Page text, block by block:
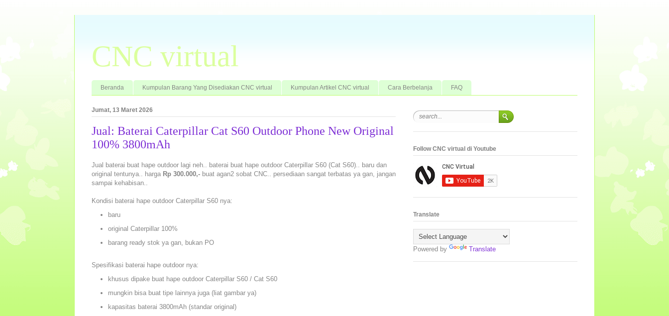
CNC virtual
Beranda Kumpulan Barang Yang Disediakan CNC virtual Kumpulan Artikel CNC virtual Cara Berbelanja FAQ
Jumat, 13 Maret 2026
Jual: Baterai Caterpillar Cat S60 Outdoor Phone New Original
100% 3800mAh
Jual baterai buat hape outdoor lagi neh.. baterai buat hape outdoor Caterpillar S60 (Cat S60).. baru dan
original tentunya.. harga Rp 300.000,- buat agan2 sobat CNC.. persediaan sangat terbatas ya gan, jangan
sampai kehabisan..
Kondisi baterai hape outdoor Caterpillar S60 nya:
baru
original Caterpillar 100%
barang ready stok ya gan, bukan PO
Spesifikasi baterai hape outdoor nya:
khusus dipake buat hape outdoor Caterpillar S60 / Cat S60
mungkin bisa buat tipe lainnya juga (liat gambar ya)
kapasitas baterai 3800mAh (standar original)
Follow CNC virtual di Youtube
Translate
Powered by Translate